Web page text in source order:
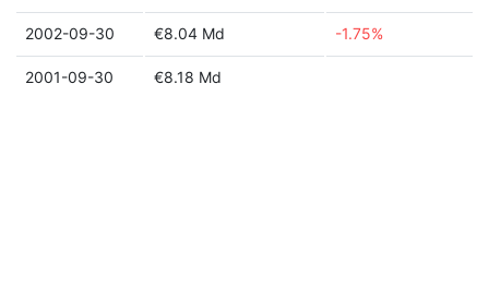
2002-09-30 €8.04 Md -1.75%
2001-09-30 €8.18 Md